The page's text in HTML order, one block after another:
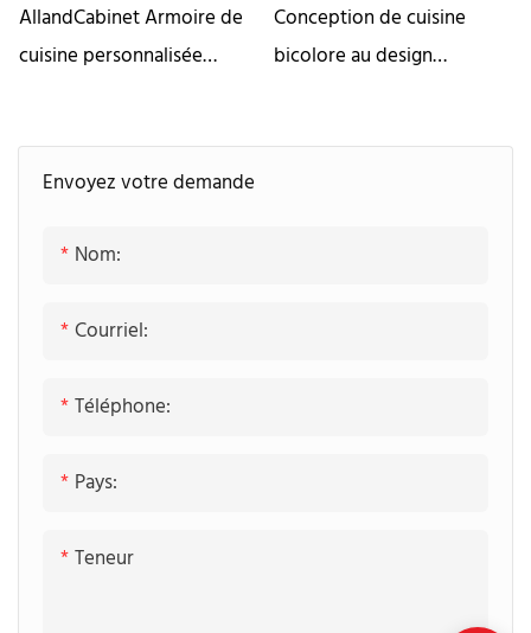
Envoyez votre demande
Nom:
Courriel:
Téléphone:
Pays:
Teneur
AllandCabinet Armoire de
cuisine personnalisée
laquée noire et armoire à
Conception de cuisine
bicolore au design